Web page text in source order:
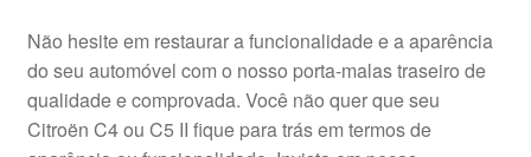
Não hesite em restaurar a funcionalidade e a aparência
do seu automóvel com o nosso porta-malas traseiro de
qualidade e comprovada. Você não quer que seu
Citroën C4 ou C5 II fique para trás em termos de